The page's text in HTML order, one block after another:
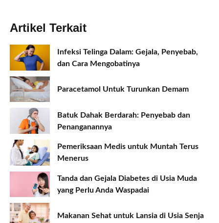
Artikel Terkait
Infeksi Telinga Dalam: Gejala, Penyebab,
dan Cara Mengobatinya
Paracetamol Untuk Turunkan Demam
Batuk Dahak Berdarah: Penyebab dan
Penanganannya
Pemeriksaan Medis untuk Muntah Terus
Menerus
Tanda dan Gejala Diabetes di Usia Muda
yang Perlu Anda Waspadai
Makanan Sehat untuk Lansia di Usia Senja